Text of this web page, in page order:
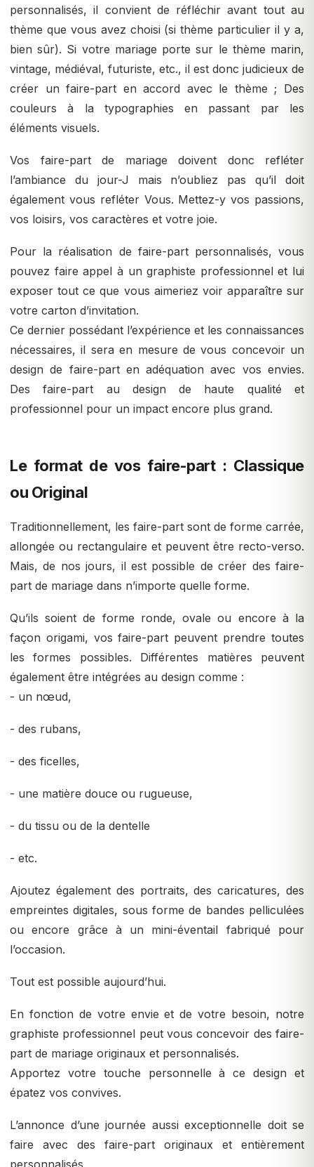
personnalisés, il convient de réfléchir avant tout au
thème que vous avez choisi (si thème particulier il y a,
bien sûr). Si votre mariage porte sur le thème marin,
vintage, médiéval, futuriste, etc., il est donc judicieux de
créer un faire-part en accord avec le thème ; Des
couleurs à la typographies en passant par les
éléments visuels.
Vos faire-part de mariage doivent donc refléter
l’ambiance du jour-J mais n’oubliez pas qu’il doit
également vous refléter Vous. Mettez-y vos passions,
vos loisirs, vos caractères et votre joie.
Pour la réalisation de faire-part personnalisés, vous
pouvez faire appel à un graphiste professionnel et lui
exposer tout ce que vous aimeriez voir apparaître sur
votre carton d’invitation.
Ce dernier possédant l’expérience et les connaissances
nécessaires, il sera en mesure de vous concevoir un
design de faire-part en adéquation avec vos envies.
Des faire-part au design de haute qualité et
professionnel pour un impact encore plus grand.
Le format de vos faire-part : Classique
ou Original
Traditionnellement, les faire-part sont de forme carrée,
allongée ou rectangulaire et peuvent être recto-verso.
Mais, de nos jours, il est possible de créer des faire-
part de mariage dans n’importe quelle forme.
Qu’ils soient de forme ronde, ovale ou encore à la
façon origami, vos faire-part peuvent prendre toutes
les formes possibles. Différentes matières peuvent
également être intégrées au design comme :
- un nœud,
- des rubans,
- des ficelles,
- une matière douce ou rugueuse,
- du tissu ou de la dentelle
- etc.
Ajoutez également des portraits, des caricatures, des
empreintes digitales, sous forme de bandes pelliculées
ou encore grâce à un mini-éventail fabriqué pour
l’occasion.
Tout est possible aujourd’hui.
En fonction de votre envie et de votre besoin, notre
graphiste professionnel peut vous concevoir des faire-
part de mariage originaux et personnalisés.
Apportez votre touche personnelle à ce design et
épatez vos convives.
L’annonce d’une journée aussi exceptionnelle doit se
faire avec des faire-part originaux et entièrement
personnalisés.